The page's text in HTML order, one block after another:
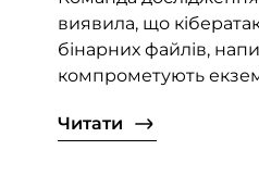
виявила, що
бінарних файлів,
компрометують
Читати